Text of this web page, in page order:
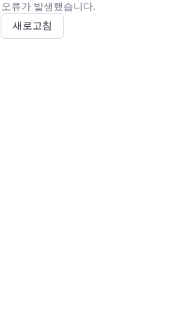
류가 발생했습니다.
새로고침